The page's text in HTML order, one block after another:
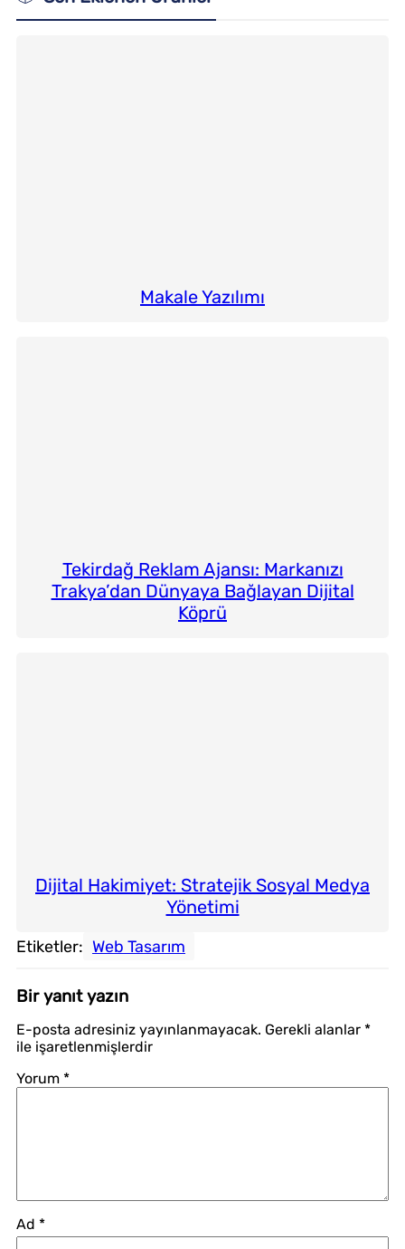
Makale Yazılımı
Tekirdağ Reklam Ajansı: Markanızı
Trakya’dan Dünyaya Bağlayan Dijital
Köprü
Dijital Hakimiyet: Stratejik Sosyal Medya
Yönetimi
Etiketler: Web Tasarım
Bir yanıt yazın
E-posta adresiniz yayınlanmayacak. Gerekli alanlar *
ile işaretlenmişlerdir
Yorum *
Ad *